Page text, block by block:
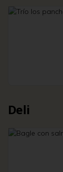
Deli